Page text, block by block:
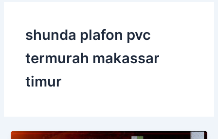
shunda plafon pvc
termurah makassar
timur